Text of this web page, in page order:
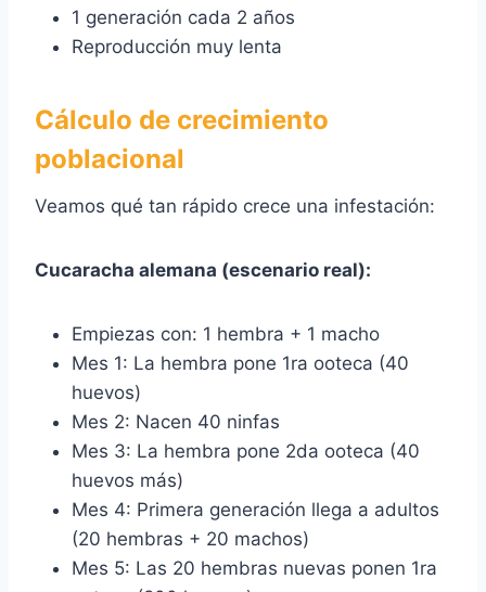
1 generación cada 2 años
Reproducción muy lenta
Cálculo de crecimiento
poblacional
Veamos qué tan rápido crece una infestación:
Cucaracha alemana (escenario real):
Empiezas con: 1 hembra + 1 macho
Mes 1: La hembra pone 1ra ooteca (40
huevos)
Mes 2: Nacen 40 ninfas
Mes 3: La hembra pone 2da ooteca (40
huevos más)
Mes 4: Primera generación llega a adultos
(20 hembras + 20 machos)
Mes 5: Las 20 hembras nuevas ponen 1ra